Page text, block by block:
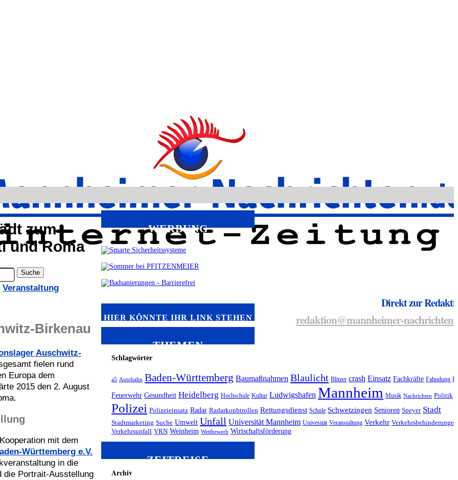
Direkt zur
redaktion@mannheimer-
zum
und Roma
Veranstaltung
Birkenau
Auschwitz-
fielen rund
Europa dem
2015 den 2. August
mit dem
Württemberg e.V.
in die
die Portrait-Ausstellung
WERBUNG
HIER KÖNNTE IHR LINK STEHEN
THEMEN
Schlagwörter
a5 Autobahn Baden-Württemberg Baumaßnahmen Blaulicht Blitzer crash Einsatz Fachkräfte Fahndung
Feuerwehr Gesundheit Heidelberg Hochschule Kultur Ludwigshafen Mannheim Musik Nachrichten Politik
Polizei Polizeieinsatz Radar Radarkonbtrollen Rettungsdienst Schule Schwetzingen Senioren Speyer Stadt
Stadtmarketing Suche Umwelt Unfall Universität Mannheim Univesität Veranstaltung Verkehr Verkehrsbehinderungen
Verkehrsunfall VRN Weinheim Wettbewerb Wirtschaftsförderung
ZEITREISE
Archiv